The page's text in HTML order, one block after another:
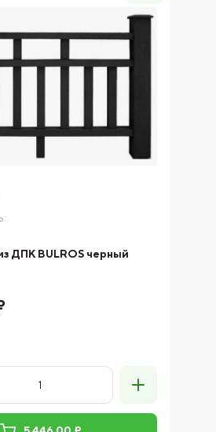
ДПК BULROS черный